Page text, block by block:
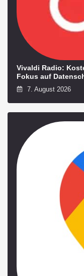
Vivaldi Radio:
Fokus auf
7. August 2026